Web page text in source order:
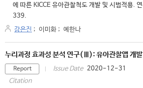
에 따른 KICCE 유아관찰척도 개발 및 시범적용
339.
강은진 ; 이미화 ; 예한나
누리과정 효과성 분석 연구(Ⅲ): 유아관찰앱 개
Report Issue Date 2020-12-31
Citation